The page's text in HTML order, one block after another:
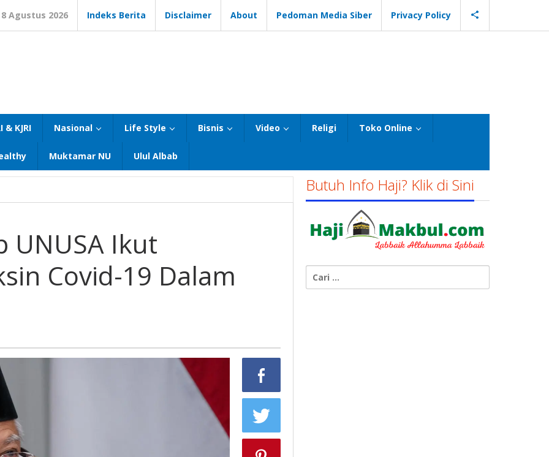
8 Agustus 2026 Indeks Berita Disclaimer About Pedoman Media Siber Privacy Policy
& KJRI Nasional Life Style Bisnis Video Religi Toko Online
Muktamar NU Ulul Albab
UNUSA Ikut
Covid-19 Dalam
Butuh Info Haji? Klik di Sini
untuk: